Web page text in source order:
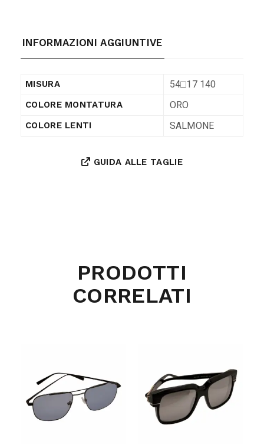
INFORMAZIONI AGGIUNTIVE
MISURA 54□17 140
COLORE MONTATURA ORO
COLORE LENTI SALMONE
GUIDA ALLE TAGLIE
PRODOTTI
CORRELATI